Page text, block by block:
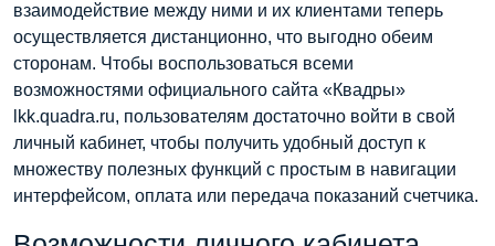
взаимодействие между ними и их клиентами теперь
осуществляется дистанционно, что выгодно обеим
сторонам. Чтобы воспользоваться всеми
возможностями официального сайта «Квадры»
lkk.quadra.ru, пользователям достаточно войти в свой
личный кабинет, чтобы получить удобный доступ к
множеству полезных функций с простым в навигации
интерфейсом, оплата или передача показаний счетчика.